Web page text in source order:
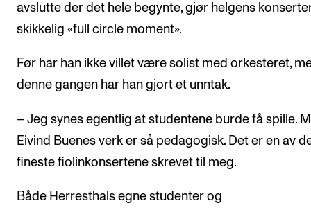
avslutte der det hele begynte, gjør helgens
skikkelig «full circle moment».
Før har han ikke villet være solist med orkesteret,
denne gangen har han gjort et unntak.
– Jeg synes egentlig at studentene burde få spille.
Eivind Buenes verk er så pedagogisk. Det er en av
fineste fiolinkonsertene skrevet til meg.
Både Herresthals egne studenter og